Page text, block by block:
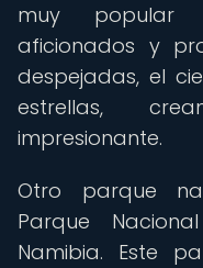
muy popular
aficionados y
despejadas, el
estrellas,
impresionante.
Otro parque
Parque
Namibia. Este